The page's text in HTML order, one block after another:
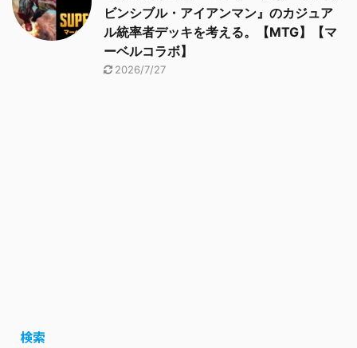
ビンシブル・アイアンマン』のカジュア
ル統率者デッキを考える。【MTG】【マ
ーベルコラボ】
2026/7/27
検索